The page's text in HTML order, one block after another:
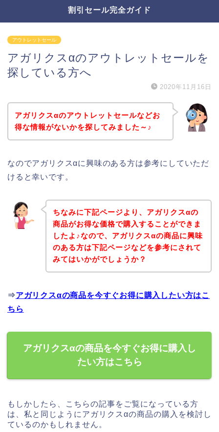
割引セール完全ガイド
アウトレットセール
アガリクスαのアウトレットセールを
探している方へ
2020年11月16日
アガリクスαのアウトレットセールなどお
得な情報がないかを探してみました～♪
なのでアガリクスαに興味のある方は参考にしていただ
けると幸いです。
ちなみに下記ページより、アガリクスαの
商品がお得な価格で購入することができま
したよ♪なので、アガリクスαの商品に興味
のある方は下記ページなどを参考にされて
みてはいかがでしょうか？
⇒アガリクスαの商品を今すぐお得に購入したい方はこ
ちら
アガリクスαの商品を今すぐお得に購入し
たい方はこちら
もしかしたら、こちらの記事をご覧になっている方
は、私と同じようにアガリクスαの商品の購入を検討し
ているのかもしれません。